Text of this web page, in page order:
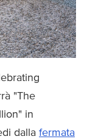
"The
in
dalla fermata